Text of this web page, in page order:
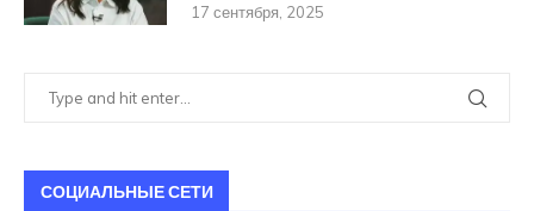
17 сентября, 2025
СОЦИАЛЬНЫЕ СЕТИ